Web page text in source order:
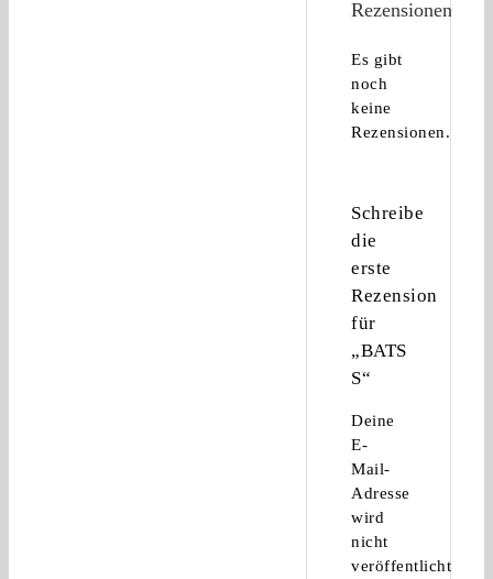
Rezensionen
Es gibt
noch
keine
Rezensionen.
Schreibe
die
erste
Rezension
für
„BATS
S“
Deine
E-
Mail-
Adresse
wird
nicht
veröffentlicht.